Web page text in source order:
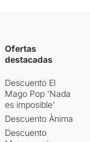
Ofertas
destacadas
Descuento El
Mago Pop 'Nada
es imposible'
Descuento Ànima
Descuento